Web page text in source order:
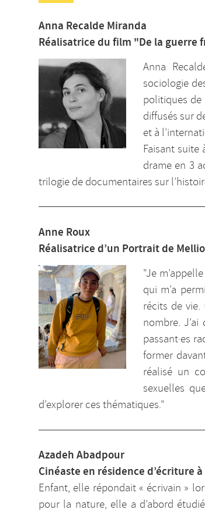
Anna Recalde Miranda
Réalisatrice du film "De la guerre
Anna
sociologie
politiques
diffusés sur
et à
Faisant suite
drame en 3
trilogie de documentaires sur
Anne Roux
Réalisatrice d’un Portrait de
"Je
qui m’a
récits de vie.
nombre.
passant·es
former
réalisé un
sexuelles
d’explorer ces thématiques."
Azadeh Abadpour
Cinéaste en résidence d’écriture
Enfant, elle répondait « écrivain »
pour la nature, elle a d’abord